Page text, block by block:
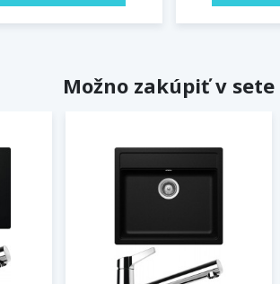
Možno zakúpiť v sete